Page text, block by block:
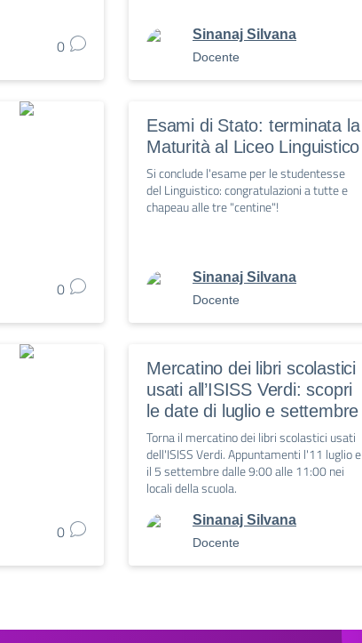
0
Sinanaj Silvana
Docente
0
Esami di Stato: terminata la
Maturità al Liceo Linguistico
Si conclude l'esame per le studentesse
del Linguistico: congratulazioni a tutte e
chapeau alle tre "centine"!
Sinanaj Silvana
Docente
0
Mercatino dei libri scolastici
usati all’ISISS Verdi: scopri
le date di luglio e settembre
Torna il mercatino dei libri scolastici usati
dell'ISISS Verdi. Appuntamenti l'11 luglio e
il 5 settembre dalle 9:00 alle 11:00 nei
locali della scuola.
Sinanaj Silvana
Docente